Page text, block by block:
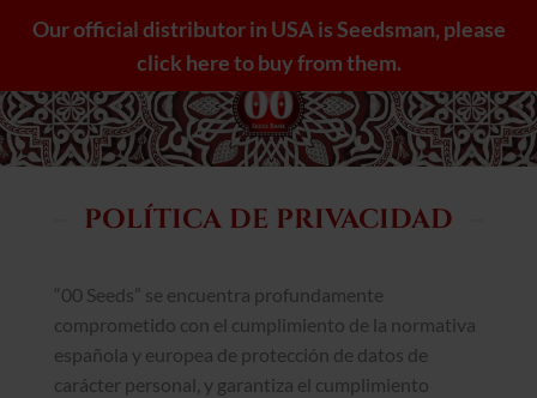
POLÍTICA DE PRIVACIDAD
“00 Seeds” se encuentra profundamente
comprometido con el cumplimiento de la normativa
española y europea de protección de datos de
carácter personal, y garantiza el cumplimiento
Our official distributor in USA is Seedsman, please
click here to buy from them.